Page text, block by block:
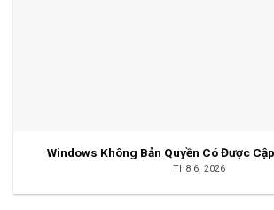
Windows Không Bản Quyền Có Được
Th8 6, 2026